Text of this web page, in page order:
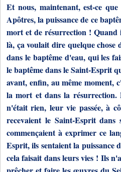
Et nous, maintenant, est-ce
Apôtres, la puissance de ce
mort et de résurrection ! Quand
là, ça voulait dire quelque chose
dans le baptême d'eau, qui les
le baptême dans le Saint-Esprit
avant, enfin, au même moment,
la mort et dans la résurrection.
n'était rien, leur vie passée, à
recevaient le Saint-Esprit
commençaient à exprimer ce
Esprit, ils sentaient la puissance
cela faisait dans leurs vies ! Ils